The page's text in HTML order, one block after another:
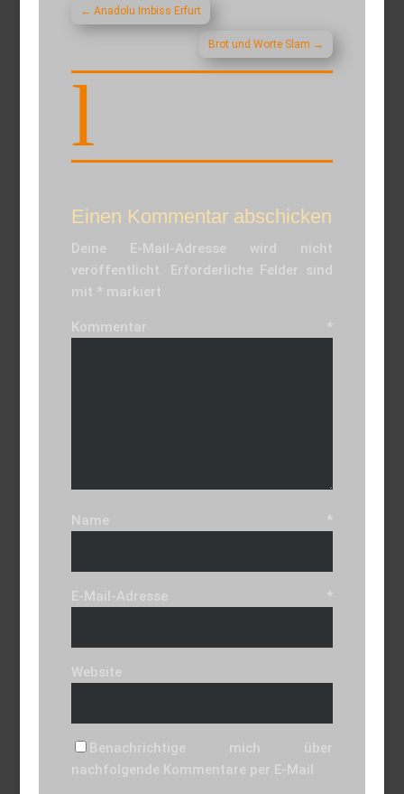
← Anadolu Imbiss Erfurt
Brot und Worte Slam →
l
Einen Kommentar abschicken
Deine E-Mail-Adresse wird nicht
veröffentlicht.
Erforderliche Felder sind
mit *markiert
Kommentar *
Name *
E-Mail-Adresse *
Website
Benachrichtige mich über
nachfolgende Kommentare per E-Mail